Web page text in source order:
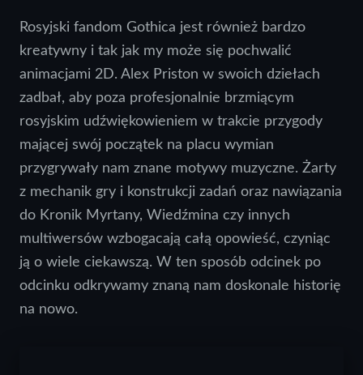
Rosyjski fandom Gothica jest również bardzo
kreatywny i tak jak my może się pochwalić
animacjami 2D. Alex Priston w swoich dziełach
zadbał, aby poza profesjonalnie brzmiącym
rosyjskim udźwiękowieniem w trakcie przygody
mającej swój początek na placu wymian
przygrywały nam znane motywy muzyczne. Żarty
z mechanik gry i konstrukcji zadań oraz nawiązania
do Kronik Myrtany, Wiedźmina czy innych
multiwersów wzbogacają całą opowieść, czyniąc
ją o wiele ciekawszą. W ten sposób odcinek po
odcinku odkrywamy znaną nam doskonale historię
na nowo.